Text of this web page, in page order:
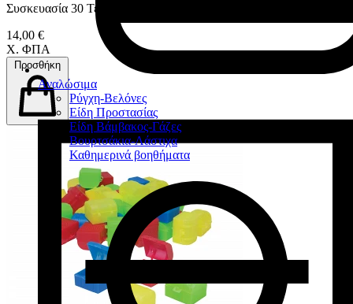
Αναλώσιμα
Ρύγχη-Βελόνες
Είδη Προστασίας
Είδη Βάμβακος-Γάζες
Βουρτσάκια-Λάστιχα
Καθημερινά βοηθήματα
Συσκευασία 30 Τεμαχίων
14,00 €
Χ. ΦΠΑ
Προσθήκη